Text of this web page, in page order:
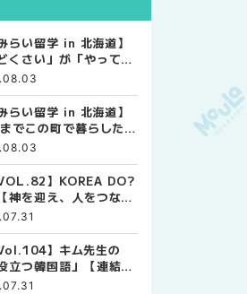
らい留学 in 北海道】
くさい」が「やってみ
変わった。 十勝の風
校生活
らい留学 in 北海道】
でこの町で暮らした
高校で踏み出した、
】KOREA DO?
神を迎え、人をつなぐ
陵端午祭 】
】キム先生の
立つ韓国語」【連結語
て その4】